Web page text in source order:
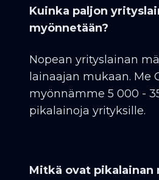
Kuinka paljon
myönnetään?
Nopean yrityslainan
lainaajan mukaan. Me
myönnämme 5 000 -
pikalainoja yrityksille.
Mitkä ovat pikalainan